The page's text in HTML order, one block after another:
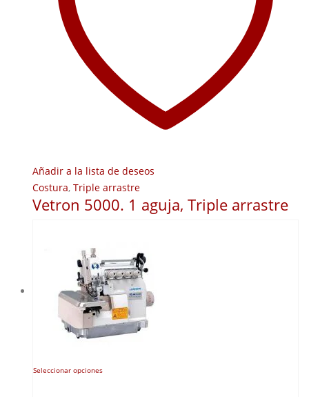
Añadir a la lista de deseos
Costura, Triple arrastre
Vetron 5000. 1 aguja, Triple arrastre
Seleccionar opcionesEste